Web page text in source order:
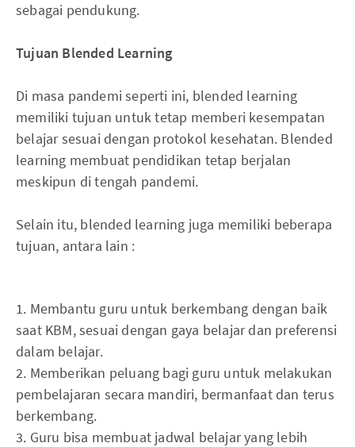
sebagai pendukung.
Tujuan Blended Learning
Di masa pandemi seperti ini, blended learning
memiliki tujuan untuk tetap memberi kesempatan
belajar sesuai dengan protokol kesehatan. Blended
learning membuat pendidikan tetap berjalan
meskipun di tengah pandemi.
Selain itu, blended learning juga memiliki beberapa
tujuan, antara lain :
1. Membantu guru untuk berkembang dengan baik
saat KBM, sesuai dengan gaya belajar dan preferensi
dalam belajar.
2. Memberikan peluang bagi guru untuk melakukan
pembelajaran secara mandiri, bermanfaat dan terus
berkembang.
3. Guru bisa membuat jadwal belajar yang lebih